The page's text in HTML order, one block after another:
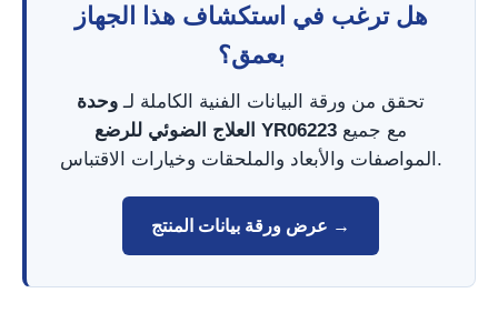
هل ترغب في استكشاف هذا الجهاز
بعمق؟
تحقق من ورقة البيانات الفنية الكاملة لـ وحدة
العلاج الضوئي للرضع YR06223
المواصفات والأبعاد والملحقات وخيارات الاقتباس.
عرض ورقة بيانات المنتج →